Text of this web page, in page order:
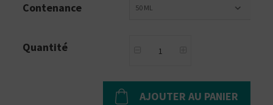
Contenance 50 ML
Quantité
AJOUTER AU PANIER